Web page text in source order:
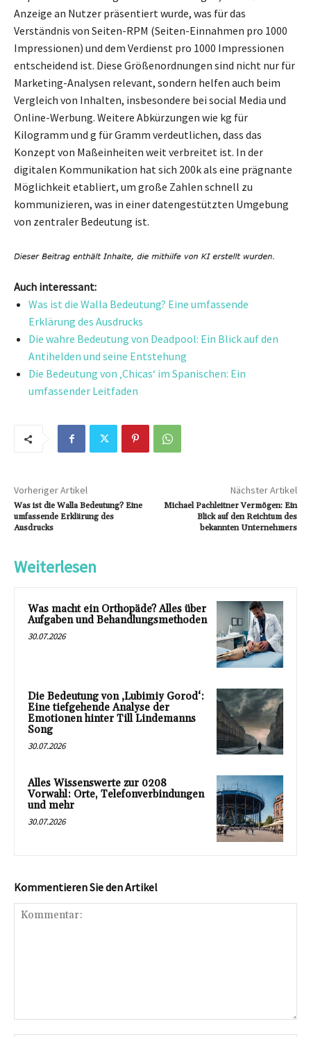
Anzeige an Nutzer präsentiert wurde, was für das
Verständnis von Seiten-RPM (Seiten-Einnahmen pro 1000
Impressionen) und dem Verdienst pro 1000 Impressionen
entscheidend ist. Diese Größenordnungen sind nicht nur für
Marketing-Analysen relevant, sondern helfen auch beim
Vergleich von Inhalten, insbesondere bei social Media und
Online-Werbung. Weitere Abkürzungen wie kg für
Kilogramm und g für Gramm verdeutlichen, dass das
Konzept von Maßeinheiten weit verbreitet ist. In der
digitalen Kommunikation hat sich 200k als eine prägnante
Möglichkeit etabliert, um große Zahlen schnell zu
kommunizieren, was in einer datengestützten Umgebung
von zentraler Bedeutung ist.
Auch interessant:
Was ist die Walla Bedeutung? Eine umfassende
Erklärung des Ausdrucks
Die wahre Bedeutung von Deadpool: Ein Blick auf den
Antihelden und seine Entstehung
Die Bedeutung von ‚Chicas‘ im Spanischen: Ein
umfassender Leitfaden
Vorheriger Artikel
Was ist die Walla Bedeutung? Eine
umfassende Erklärung des
Ausdrucks
Nächster Artikel
Michael Pachleitner Vermögen: Ein
Blick auf den Reichtum des
bekannten Unternehmers
Weiterlesen
Was macht ein Orthopäde? Alles über
Aufgaben und Behandlungsmethoden
30.07.2026
Die Bedeutung von ‚Lubimiy Gorod‘:
Eine tiefgehende Analyse der
Emotionen hinter Till Lindemanns
Song
30.07.2026
Alles Wissenswerte zur 0208
Vorwahl: Orte, Telefonverbindungen
und mehr
30.07.2026
Kommentieren Sie den Artikel